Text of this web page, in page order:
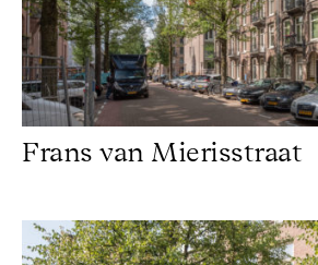
Frans van Mierisstraat
Okeghemstraat